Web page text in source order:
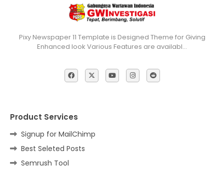
Pixy Newspaper 11 Template is Designed Theme for Giving
Enhanced look Various Features are availabl…
Product Services
Signup for MailChimp
Best Seleted Posts
Semrush Tool